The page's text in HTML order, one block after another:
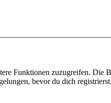
Funktionen zuzugreifen. Die
bevor du dich